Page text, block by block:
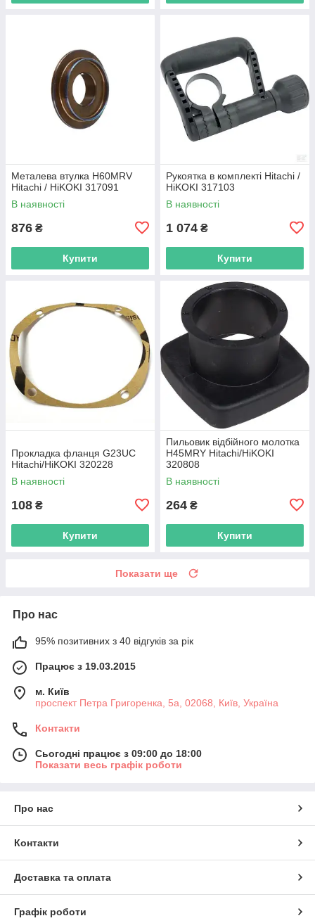
Металева втулка H60MRV
Hitachi / HiKOKI 317091
В наявності
876 ₴
Купити
Рукоятка в комплекті Hitachi /
HiKOKI 317103
В наявності
1 074 ₴
Купити
Прокладка фланця G23UC
Hitachi/HiKOKI 320228
В наявності
108 ₴
Купити
Пильовик відбійного молотка
H45MRY Hitachi/HiKOKI
320808
В наявності
264 ₴
Купити
Показати ще
Про нас
95% позитивних з 40 відгуків за рік
Працює з 19.03.2015
м. Київ
проспект Петра Григоренка, 5а, 02068, Київ, Україна
Контакти
Сьогодні працює з 09:00 до 18:00
Показати весь графік роботи
Про нас
Контакти
Доставка та оплата
Графік роботи